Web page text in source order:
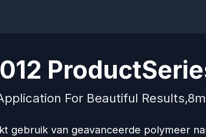
For Beautiful
gebruik van geavanceerde polymeer